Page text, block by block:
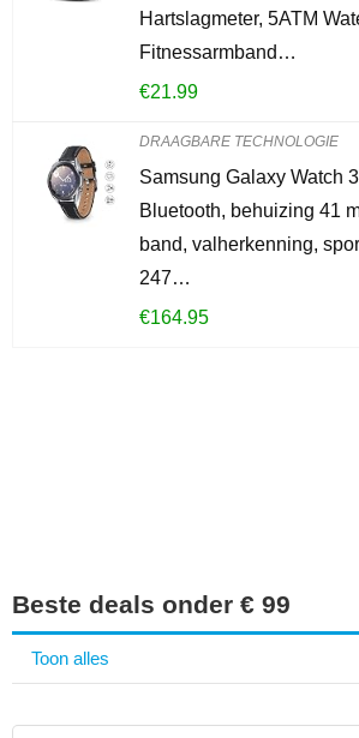
Hartslagmeter, 5ATM
Fitnessarmband…
€21.99
DRAAGBARE TECHNOLOGIE
Samsung Galaxy Watch
Bluetooth, behuizing 41
band, valherkenning,
247…
€164.95
Beste deals onder € 99
Toon alles